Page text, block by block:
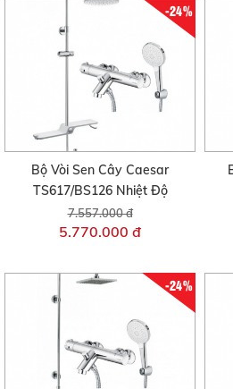
-24%
Bộ Vòi Sen Cây Caesar
TS617/BS126 Nhiệt Độ
7.557.000 đ
5.770.000 đ
-24%